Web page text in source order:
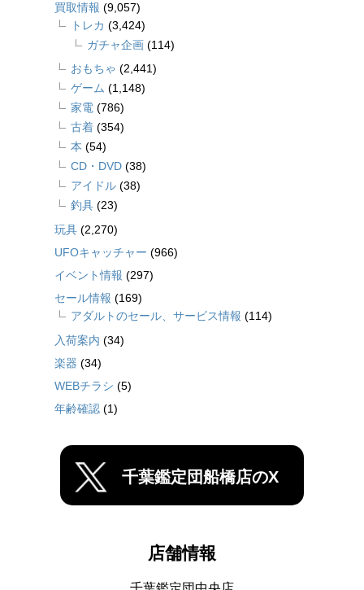
買取情報 (9,057)
トレカ (3,424)
ガチャ企画 (114)
おもちゃ (2,441)
ゲーム (1,148)
家電 (786)
古着 (354)
本 (54)
CD・DVD (38)
アイドル (38)
釣具 (23)
玩具 (2,270)
UFOキャッチャー (966)
イベント情報 (297)
セール情報 (169)
アダルトのセール、サービス情報 (114)
入荷案内 (34)
楽器 (34)
WEBチラシ (5)
年齢確認 (1)
千葉鑑定団船橋店のX
店舗情報